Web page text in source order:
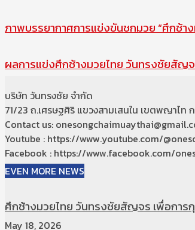
ภาพบรรยากาศการแข่งขันชกมวย “ศึกช้
ผลการแข่งศึกช้างมวยไทย วันทรงชัยสัญจ
บริษัท วันทรงชัย จำกัด
71/23 ถ.เศรษฐศิริ แขวงสามเสนใน เขตพญาไท
Contact us:
Youtube : https://www.youtube.com/
Facebook : https://www.facebook.com/
EVEN MORE NEWS
ศึกช้างมวยไทย วันทรงชัยสัญจร เพื่อการ
May 18, 2026